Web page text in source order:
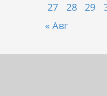
« Авг
27
28 29